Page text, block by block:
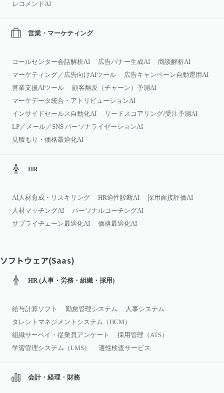
レコメンドAI
営業・マーケティング
コールセンター会話解析AI 広告バナー生成AI
商談解析AI
マーケティング／広告向けAIツール
広告キャンペーン自動運用AI
営業支援AIツール
顧客離反（チャーン）予測AI
マーケデータ統合・アトリビューションAI
インサイドセールス自動化AI
リードスコアリング/受注予測AI
LP／メール／SNS パーソナライゼーションAI
見積もり・価格最適化AI
HR
AI人材育成・リスキリング HR適性診断AI
採用面接評価AI
人材マッチングAI
パーソナルコーチングAI
サプライチェーン最適化AI
価格最適化AI
ソフトウェア(Saas)
HR (人事・労務・組織・採用)
給与計算ソフト 勤怠管理システム
人事システム
タレントマネジメントシステム（HCM）
組織サーベイ・従業員アンケート
採用管理（ATS）
学習管理システム（LMS）
適性検査サービス
会計・経理・財務